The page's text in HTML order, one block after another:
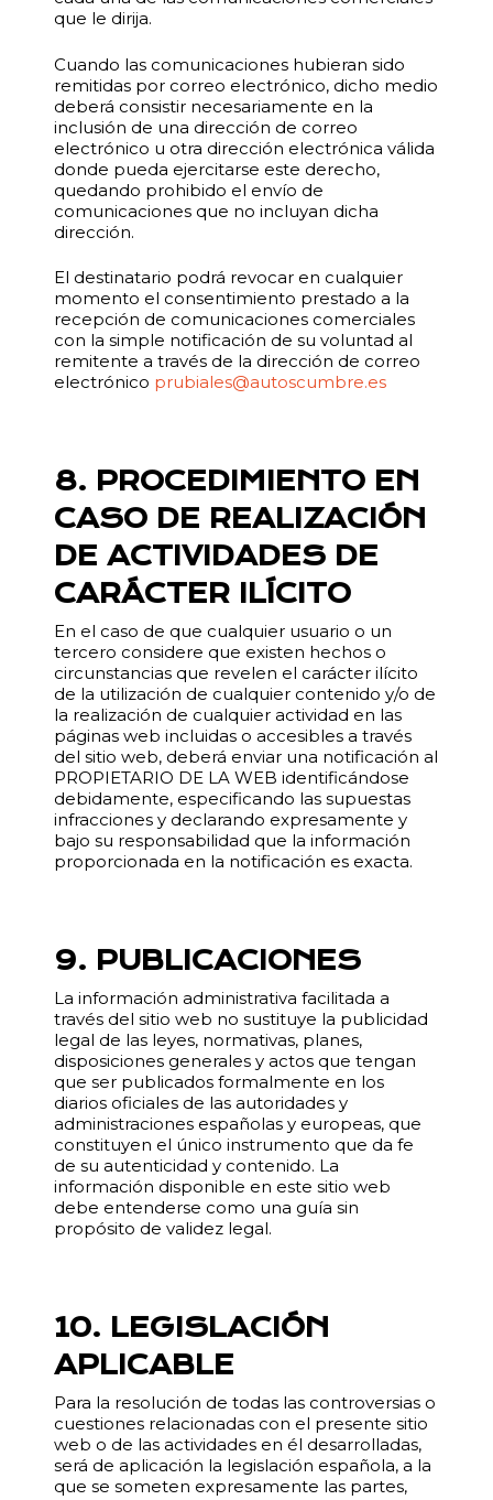
que le dirija.
Cuando las comunicaciones hubieran sido
remitidas por correo electrónico, dicho medio
deberá consistir necesariamente en la
inclusión de una dirección de correo
electrónico u otra dirección electrónica válida
donde pueda ejercitarse este derecho,
quedando prohibido el envío de
comunicaciones que no incluyan dicha
dirección.
El destinatario podrá revocar en cualquier
momento el consentimiento prestado a la
recepción de comunicaciones comerciales
con la simple notificación de su voluntad al
remitente a través de la dirección de correo
electrónico prubiales@autoscumbre.es
8. PROCEDIMIENTO EN
CASO DE REALIZACIÓN
DE ACTIVIDADES DE
CARÁCTER ILÍCITO
En el caso de que cualquier usuario o un
tercero considere que existen hechos o
circunstancias que revelen el carácter ilícito
de la utilización de cualquier contenido y/o de
la realización de cualquier actividad en las
páginas web incluidas o accesibles a través
del sitio web, deberá enviar una notificación al
PROPIETARIO DE LA WEB identificándose
debidamente, especificando las supuestas
infracciones y declarando expresamente y
bajo su responsabilidad que la información
proporcionada en la notificación es exacta.
9. PUBLICACIONES
La información administrativa facilitada a
través del sitio web no sustituye la publicidad
legal de las leyes, normativas, planes,
disposiciones generales y actos que tengan
que ser publicados formalmente en los
diarios oficiales de las autoridades y
administraciones españolas y europeas, que
constituyen el único instrumento que da fe
de su autenticidad y contenido. La
información disponible en este sitio web
debe entenderse como una guía sin
propósito de validez legal.
10. LEGISLACIÓN
APLICABLE
Para la resolución de todas las controversias o
cuestiones relacionadas con el presente sitio
web o de las actividades en él desarrolladas,
será de aplicación la legislación española, a la
que se someten expresamente las partes,